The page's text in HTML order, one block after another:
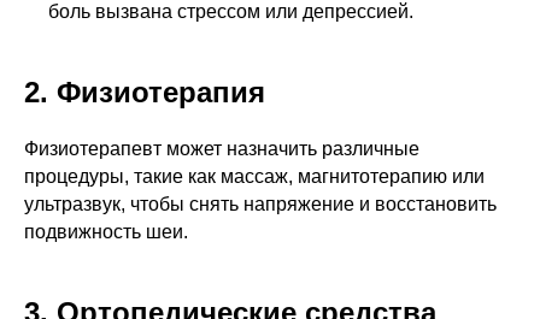
боль вызвана стрессом или депрессией.
2. Физиотерапия
Физиотерапевт может назначить различные
процедуры, такие как массаж, магнитотерапию или
ультразвук, чтобы снять напряжение и восстановить
подвижность шеи.